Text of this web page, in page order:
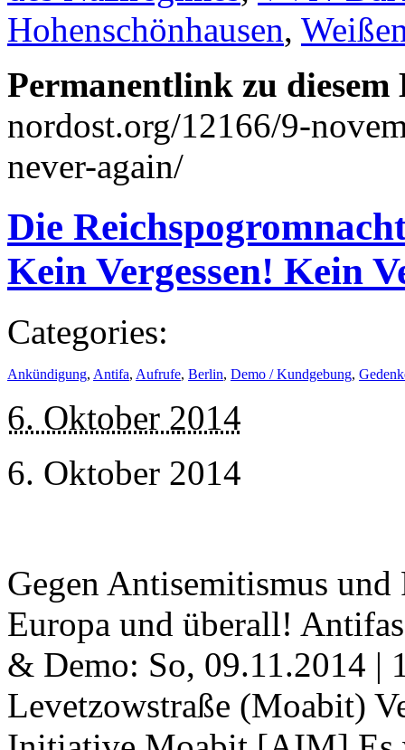
Hohenschönhausen,
Permanentlink zu
nordost.org/12166/9-
never-again/
Die
Kein Vergessen! Kein
Categories:
Ankündigung, Antifa, Aufrufe, Berlin, Demo / Kundgebung,
6. Oktober 2014
6. Oktober 2014
Gegen Antisemitismus und
Europa und überall!
& Demo: So, 09.11.2014 |
Levetzowstraße (Moabit)